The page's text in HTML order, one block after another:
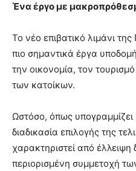
Ένα έργο με
Το νέο επιβατικό λιμάνι
πιο σημαντικά έργα
την οικονομία, τον
των κατοίκων.
Ωστόσο, όπως
διαδικασία επιλογής της
χαρακτηριστεί από έλλειψη
περιορισμένη συμμετοχή